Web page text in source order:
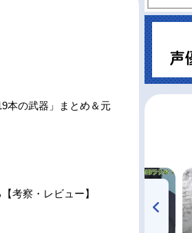
本の武器」まとめ＆元
考察・レビュー】